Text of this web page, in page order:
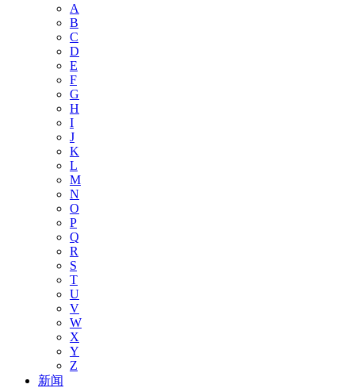
A
B
C
D
E
F
G
H
I
J
K
L
M
N
O
P
Q
R
S
T
U
V
W
X
Y
Z
新闻